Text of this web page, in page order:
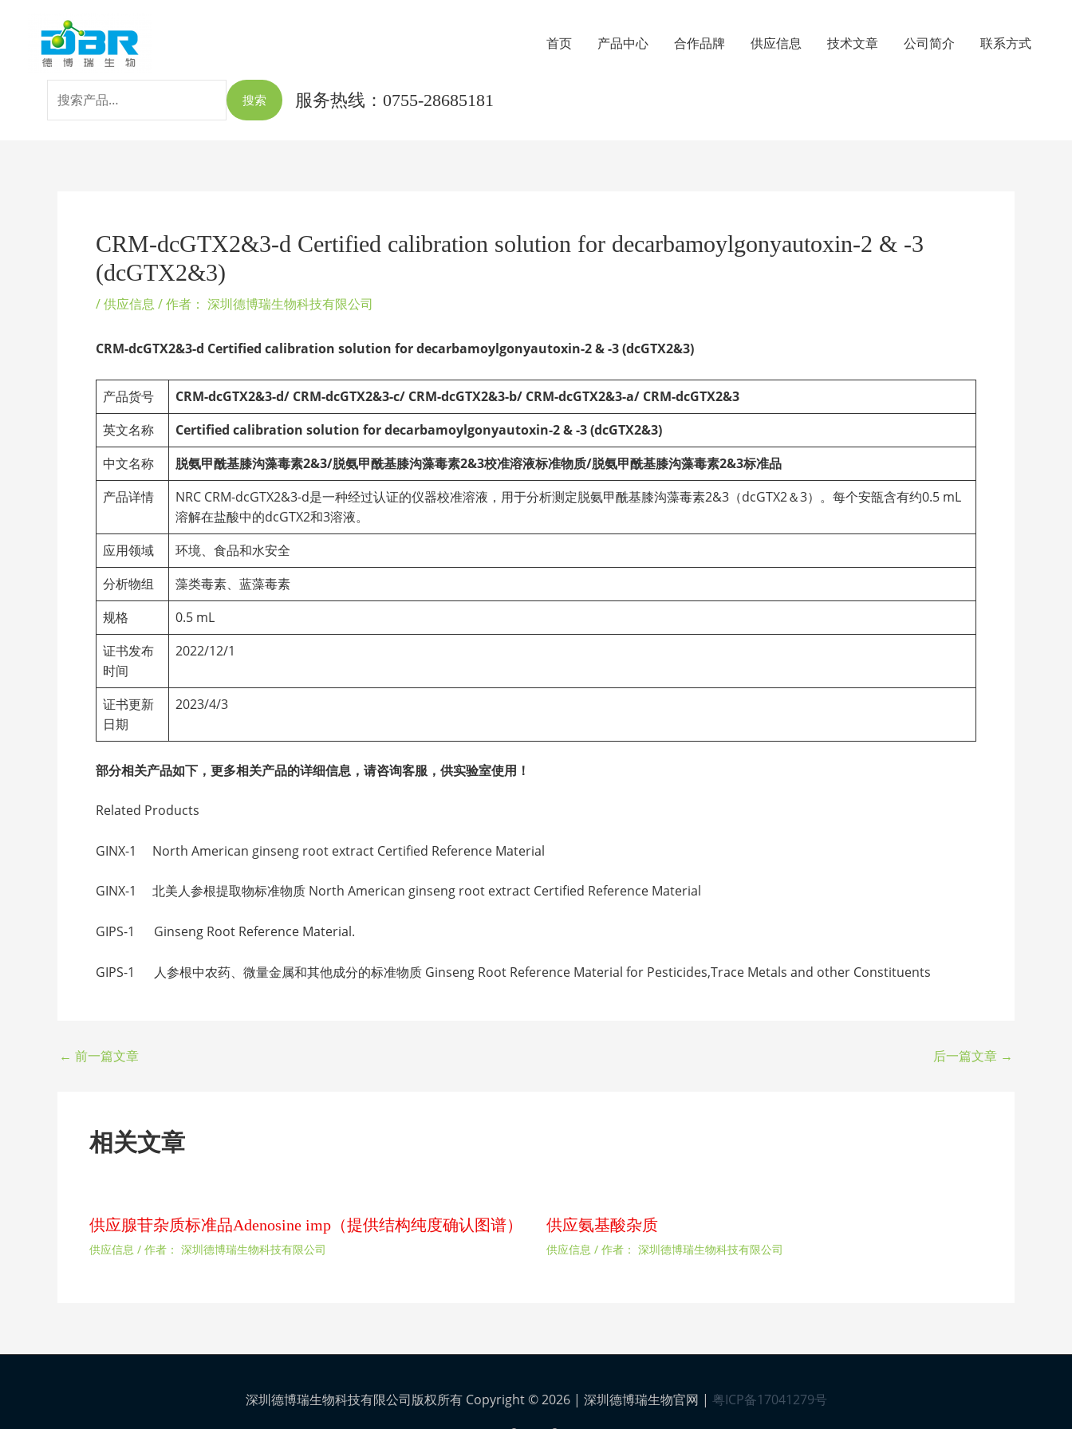
首页 产品中心 合作品牌 供应信息 技术文章 公司简介 联系方式
索：
搜索 服务热线：0755-28685181
CRM-dcGTX2&3-d Certified calibration solution for decarbamoylgonyautoxin-2 & -3
(dcGTX2&3)
/供应信息 / 作者： 深圳德博瑞生物科技有限公司
CRM-dcGTX2&3-d Certified calibration solution for decarbamoylgonyautoxin-2 & -3 (dcGTX2&3)
产品货号
CRM-dcGTX2&3-d/ CRM-dcGTX2&3-c/ CRM-dcGTX2&3-b/ CRM-dcGTX2&3-a/ CRM-dcGTX2&3
英文名称
Certified calibration solution for decarbamoylgonyautoxin-2 & -3 (dcGTX2&3)
中文名称
脱氨甲酰基膝沟藻毒素2&3/脱氨甲酰基膝沟藻毒素2&3校准溶液标准物质/脱氨甲酰基膝沟藻毒素2&3标准品
产品详情
NRC CRM-dcGTX2&3-d是一种经过认证的仪器校准溶液，用于分析测定脱氨甲酰基膝沟藻毒素2&3（dcGTX2＆3）。每个安瓿含有约0.5 mL
溶解在盐酸中的dcGTX2和3溶液。
应用领域
环境、食品和水安全
分析物组
藻类毒素、蓝藻毒素
规格
0.5 mL
证书发布
时间
2022/12/1
证书更新
日期
2023/4/3
部分相关产品如下，更多相关产品的详细信息，请咨询客服，供实验室使用！
Related Products
GINX-1 North American ginseng root extract Certified Reference Material
GINX-1 北美人参根提取物标准物质 North American ginseng root extract Certified Reference Material
GIPS-1 Ginseng Root Reference Material.
GIPS-1 人参根中农药、微量金属和其他成分的标准物质 Ginseng Root Reference Material for Pesticides,Trace Metals and other Constituents
← 前一篇文章 后一篇文章 →
相关文章
供应腺苷杂质标准品Adenosine imp（提供结构纯度确认图谱）
供应信息 / 作者： 深圳德博瑞生物科技有限公司
供应氨基酸杂质
供应信息 / 作者： 深圳德博瑞生物科技有限公司
深圳德博瑞生物科技有限公司版权所有 Copyright © 2026 | 深圳德博瑞生物官网 | 粤ICP备17041279号